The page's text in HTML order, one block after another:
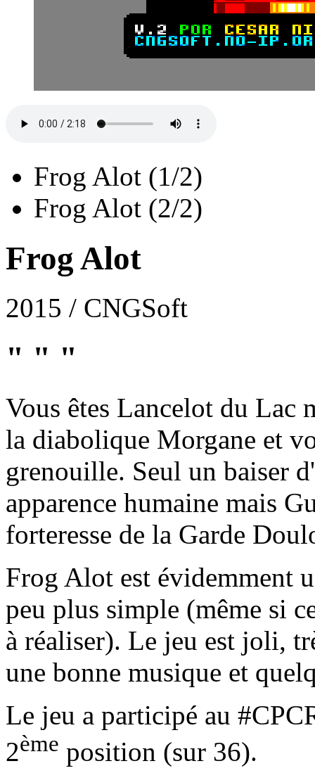
Frog Alot (1/2)
Frog Alot (2/2)
Frog Alot
2015 / CNGSoft
" " "
Vous êtes Lancelot du Lac
la diabolique Morgane et
grenouille. Seul un baiser
apparence humaine mais
forteresse de la Garde
Frog Alot est évidemment
peu plus simple (même si
à réaliser). Le jeu est joli,
une bonne musique et
Le jeu a participé au
2ème position (sur 36).